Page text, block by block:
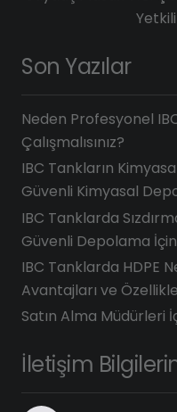
Son Yazılar
Neden Profesyonel
Çalışmalısınız?
IBC Tankların
Güvenli Kimyasal
IBC Tanklarda
Güvenli Depolama
IBC Tanklarda HDPE
Avantajları ve
Satın Alma Müdürleri
İletişim